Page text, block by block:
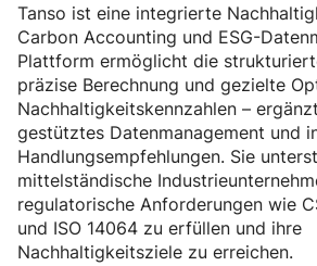
Tanso ist eine integrierte
Carbon Accounting und ESG-
Plattform ermöglicht die
präzise Berechnung und gezielte
Nachhaltigkeitskennzahlen –
gestütztes Datenmanagement und
Handlungsempfehlungen. Sie
mittelständische
regulatorische Anforderungen wie
und ISO 14064 zu erfüllen und ihre
Nachhaltigkeitsziele zu erreichen.